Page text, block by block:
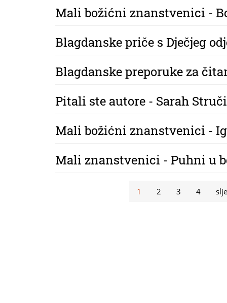
Mali božićni znanstvenici -
Blagdanske priče s Dječjeg
Blagdanske preporuke za
Pitali ste autore - Sarah
Mali božićni znanstvenici -
Mali znanstvenici - Puhni u
1 2 3 4